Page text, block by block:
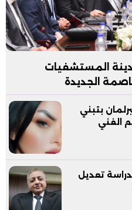
المستشفيات
الجديدة
بتبني
الفني
تعديل